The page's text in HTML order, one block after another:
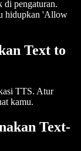
pengaturan.
hidupkan 'Allow
Text to
TTS. Atur
kamu.
Text-